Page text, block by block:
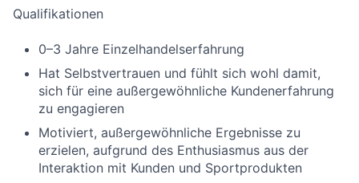
Qualifikationen
0–3 Jahre Einzelhandelserfahrung
Hat Selbstvertrauen und fühlt sich wohl damit,
sich für eine außergewöhnliche Kundenerfahrung
zu engagieren
Motiviert, außergewöhnliche Ergebnisse zu
erzielen, aufgrund des Enthusiasmus aus der
Interaktion mit Kunden und Sportprodukten